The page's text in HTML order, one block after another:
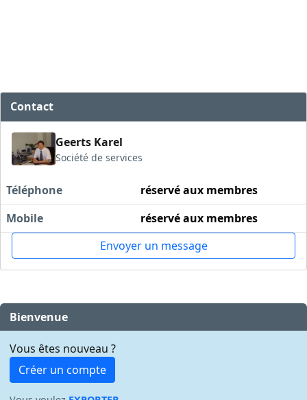
Contact
Geerts Karel
Société de services
Téléphone
réservé aux membres
Mobile
réservé aux membres
Envoyer un message
Bienvenue
Vous êtes nouveau ?
Créer un compte